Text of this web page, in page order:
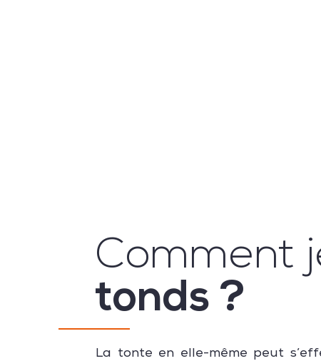
Comment
tonds ?
La tonte en elle-même peut